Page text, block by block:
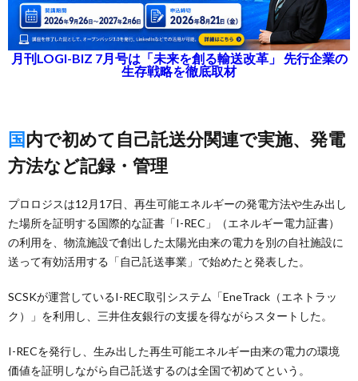
月刊LOGI-BIZ 7月号は「未来を創る輸送改革」 先行企業の
生存戦略を徹底取材
国内で初めて自己託送分関連で実施、発電
方法など記録・管理
プロロジスは12月17日、再生可能エネルギーの発電方法や生み出し
た場所を証明する国際的な証書「I-REC」（エネルギー電力証書）
の利用を、物流施設で創出した太陽光由来の電力を別の自社施設に
送って有効活用する「自己託送事業」で始めたと発表した。
SCSKが運営しているI-REC取引システム「EneTrack（エネトラッ
ク）」を利用し、三井住友銀行の支援を得ながらスタートした。
I-RECを発行し、生み出した再生可能エネルギー由来の電力の環境
価値を証明しながら自己託送するのは全国で初めてという。